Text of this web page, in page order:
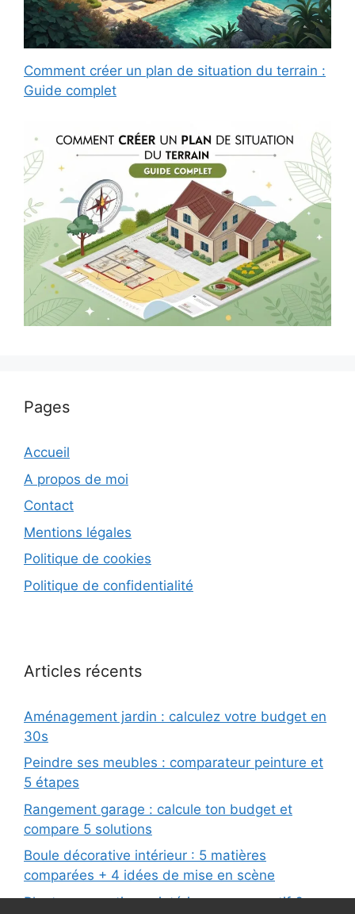
Comment créer un plan de situation du terrain :
Guide complet
Pages
Accueil
A propos de moi
Contact
Mentions légales
Politique de cookies
Politique de confidentialité
Articles récents
Aménagement jardin : calculez votre budget en
30s
Peindre ses meubles : comparateur peinture et
5 étapes
Rangement garage : calcule ton budget et
compare 5 solutions
Boule décorative intérieur : 5 matières
comparées + 4 idées de mise en scène
Plantes aromatiques intérieur : comparatif 6